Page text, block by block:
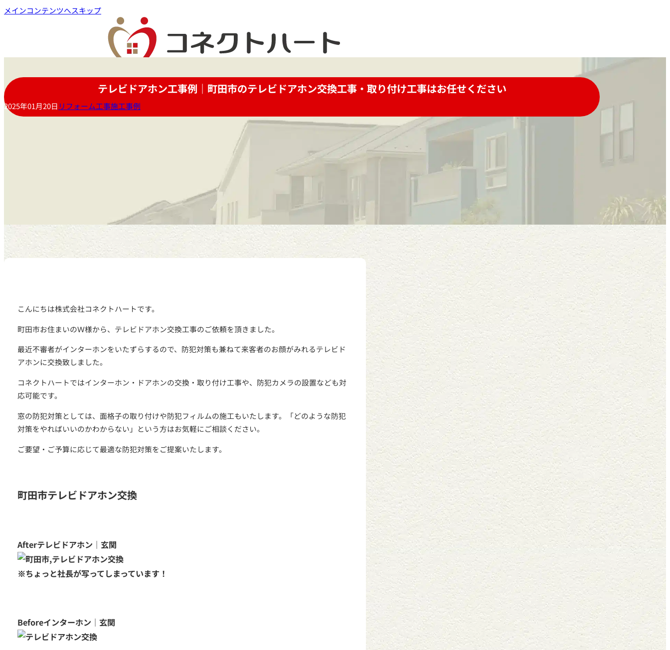
メインコンテンツへスキップ
メールでの
お問い合わせはこちら
テレビドアホン工事例｜町田市のテレビドアホン交換工事・取り付け工事はお任せください
2025年01月20日 リフォーム工事施工事例
こんにちは株式会社コネクトハートです。
町田市お住まいのＷ様から、テレビドアホン交換工事のご依頼を頂きました。
最近不審者がインターホンをいたずらするので、防犯対策も兼ねて来客者のお顔がみれるテレビド
アホンに交換致しました。
コネクトハートではインターホン・ドアホンの交換・取り付け工事や、防犯カメラの設置なども対
応可能です。
窓の防犯対策としては、面格子の取り付けや防犯フィルムの施工もいたします。「どのような防犯
対策をやればいいのかわからない」という方はお気軽にご相談ください。
ご要望・ご予算に応じて最適な防犯対策をご提案いたします。
町田市テレビドアホン交換
Afterテレビドアホン｜玄関
※ちょっと社長が写ってしまっています！
Beforeインターホン｜玄関